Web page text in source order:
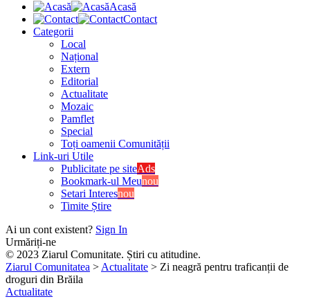
Acasă
Contact
Categorii
Local
Național
Extern
Editorial
Actualitate
Mozaic
Pamflet
Special
Toți oamenii Comunității
Link-uri Utile
Publicitate pe siteAds
Bookmark-ul Meunou
Setari Interesnou
Timite Știre
Ai un cont existent? Sign In
Urmăriți-ne
© 2023 Ziarul Comunitate. Știri cu atitudine.
Ziarul Comunitatea > Actualitate > Zi neagră pentru traficanții de
droguri din Brăila
Actualitate